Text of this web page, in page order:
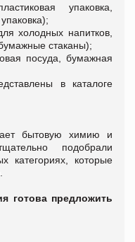
упаковка,
холодных напитков,
стаканы);
посуда, бумажная
в каталоге
бытовую химию и
подобрали
категориях, которые
готова предложить